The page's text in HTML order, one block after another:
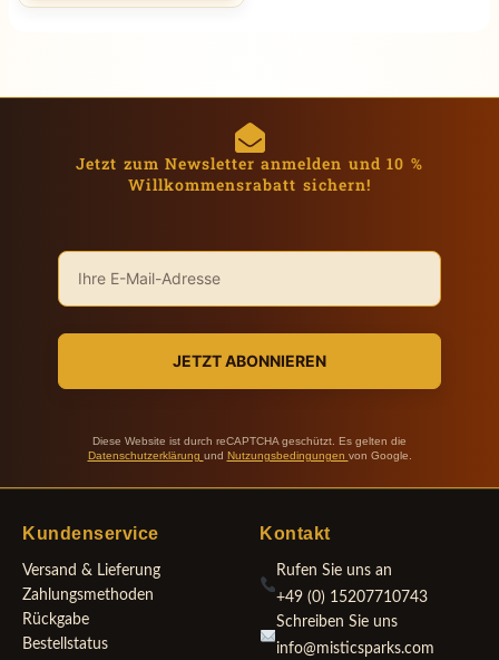
Jetzt zum Newsletter anmelden und 10 %
Willkommensrabatt sichern!
JETZT ABONNIEREN
Diese Website ist durch reCAPTCHA geschützt. Es gelten die
Datenschutzerklärung und Nutzungsbedingungen von Google.
Kundenservice
Versand & Lieferung
Zahlungsmethoden
Rückgabe
Bestellstatus
Kontakt
Rufen Sie uns an
+49 (0) 15207710743
Schreiben Sie uns
info@misticsparks.com